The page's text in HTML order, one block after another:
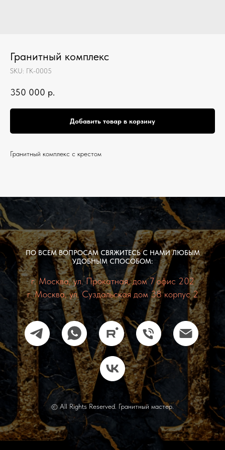
Гранитный комплекс
SKU: ГК-0005
350 000 р.
Добавить товар в корзину
Гранитный комплекс с крестом
ПО ВСЕМ ВОПРОСАМ СВЯЖИТЕСЬ С НАМИ ЛЮБЫМ
УДОБНЫМ СПОСОБОМ:
г. Москва, ул. Прокатная, дом 7 офис 202
г. Москва, ул. Суздальская дом 38 корпус 2
© All Rights Reserved. Гранитный мастер.